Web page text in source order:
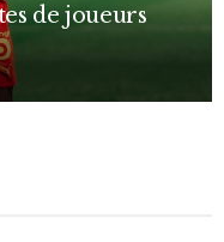
de joueurs